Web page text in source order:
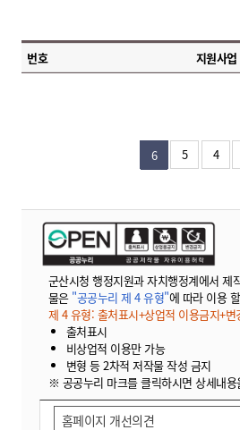
번호 지원사업
6 5 4
군산시청 행정지원과 자치행정계에서 제
물은 "공공누리 제 4 유형"에 따라 이용
제 4 유형: 출처표시+상업적 이용금지+변
출처표시
비상업적 이용만 가능
변형 등 2차적 저작물 작성 금지
※ 공공누리 마크를 클릭하시면 상세내
홈페이지 개선의견